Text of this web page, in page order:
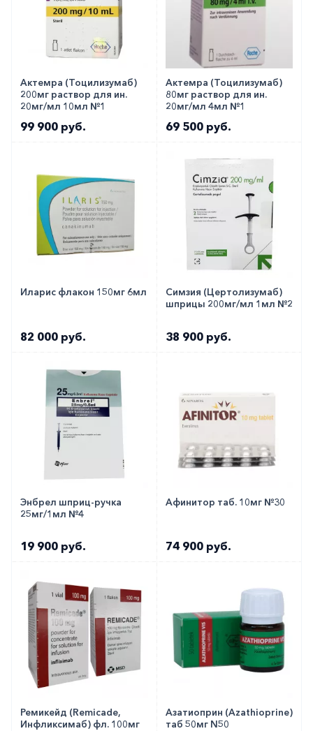
Актемра (Тоцилизумаб)
200мг раствор для ин.
20мг/мл 10мл №1
99 900 руб.
Актемра (Тоцилизумаб)
80мг раствор для ин.
20мг/мл 4мл №1
69 500 руб.
Иларис флакон 150мг 6мл
82 000 руб.
Симзия (Цертолизумаб)
шприцы 200мг/мл 1мл №2
38 900 руб.
Энбрел шприц-ручка
25мг/1мл №4
19 900 руб.
Афинитор таб. 10мг №30
74 900 руб.
Ремикейд (Remicade,
Инфликсимаб) фл. 100мг
Азатиоприн (Azathioprine)
таб 50мг N50